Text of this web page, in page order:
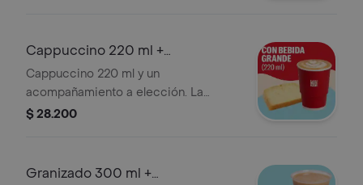
durante el transporte para pedidos a
domicilio.
Cappuccino 220 ml +
Acompañamiento
Cappuccino 220 ml y un
acompañamiento a elección. La
presentación del Cappuccino puede
durante el transporte para pedidos a
$ 28.200
Granizado 300 ml +